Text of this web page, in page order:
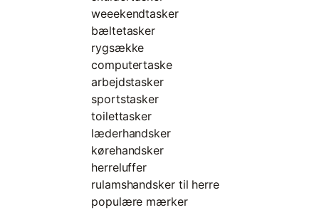
weeekendtasker
bæltetasker
rygsække
computertaske
arbejdstasker
sportstasker
toilettasker
læderhandsker
kørehandsker
herreluffer
rulamshandsker til herre
populære mærker